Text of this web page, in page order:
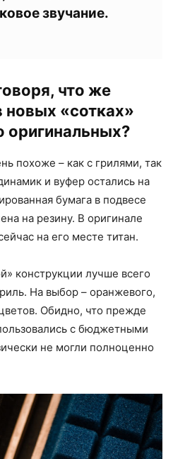
звучание.
что же
новых «сотках»
оригинальных?
похоже – как с грилями, так
и вуфер остались на
бумага в подвесе
на резину. В оригинале
на его месте титан.
конструкции лучше всего
На выбор – оранжевого,
Обидно, что прежде
с бюджетными
не могли полноценно